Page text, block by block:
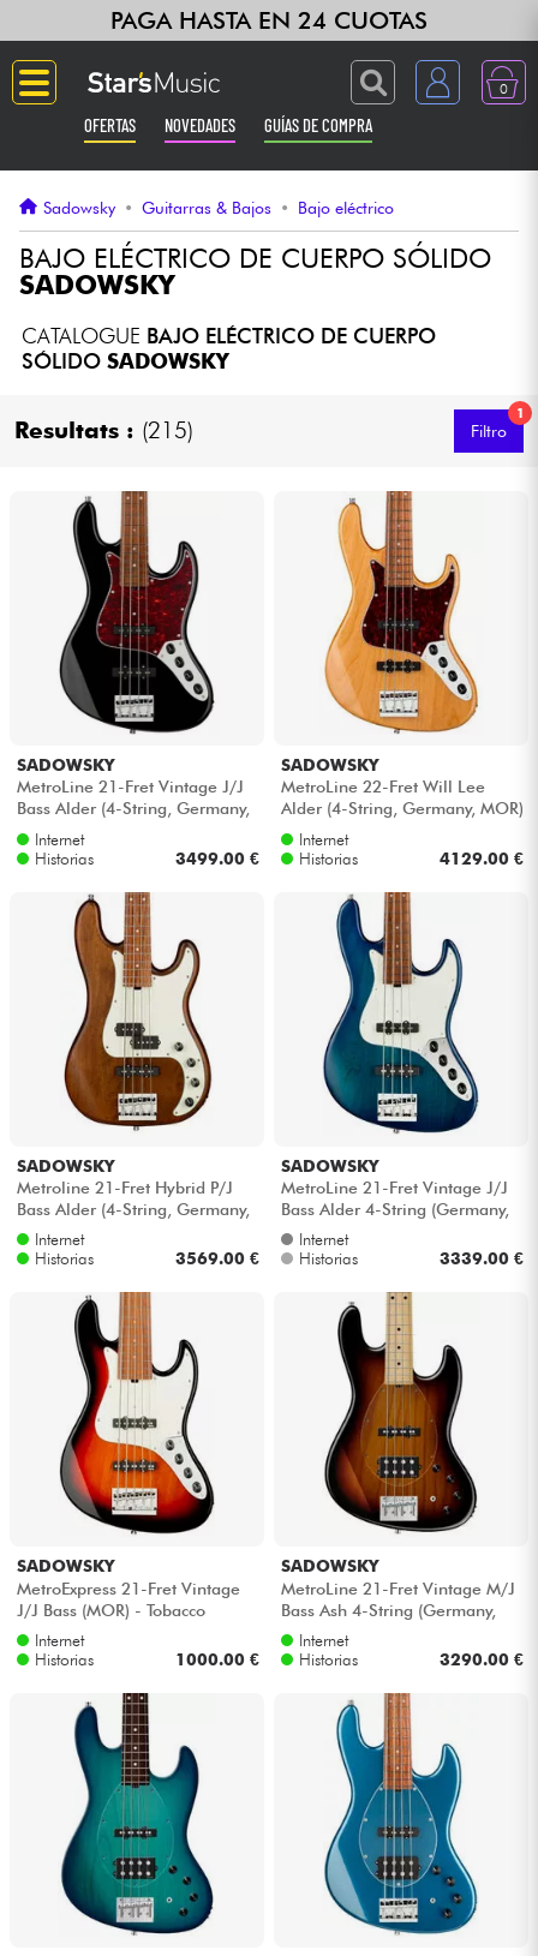
PAGA HASTA EN 24 CUOTAS
0
OFERTAS NOVEDADES GUÍAS DE COMPRA
Guitarras & Bajos
Pianos
Sintetizadores & samplers
Grabación
Auriculares
Micros
DJ
Luces
Vientos
Violines y cuarteto
Niños
Cables & Acces.
HiFi
Bundle
Ver nuestras marcas
Sadowsky • Guitarras & Bajos • Bajo eléctrico
BAJO ELÉCTRICO DE CUERPO SÓLIDO
SADOWSKY
CATALOGUE BAJO ELÉCTRICO DE CUERPO
SÓLIDO SADOWSKY
Resultats : (215)
1
Filtro
SADOWSKY
MetroLine 21-Fret Vintage J/J
Bass Alder (4-String, Germany,
MOR) - Solid black high po...
Internet
Historias
3499.00 €
SADOWSKY
MetroLine 22-Fret Will Lee
Alder (4-String, Germany, MOR)
- Natural transparent gloss
Internet
Historias
4129.00 €
SADOWSKY
Metroline 21-Fret Hybrid P/J
Bass Alder (4-String, Germany,
MOR) - Antique tobacco tran...
Internet
Historias
3569.00 €
SADOWSKY
MetroLine 21-Fret Vintage J/J
Bass Alder 4-String (Germany,
MOR) - Bora blue burst tran...
Internet
Historias
3339.00 €
SADOWSKY
MetroExpress 21-Fret Vintage
J/J Bass (MOR) - Tobacco
sunburst
Internet
Historias
1000.00 €
SADOWSKY
MetroLine 21-Fret Vintage M/J
Bass Ash 4-String (Germany,
MN) - '59 burst transparent
Internet
Historias
3290.00 €